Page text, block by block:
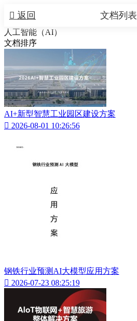
 返回 文档列表
人工智能（AI）
文档排序
AI+新型智慧工业园区建设方案
 2026-08-01 10:26:56
钢铁行业预测AI大模型应用方案
 2026-07-23 08:25:19